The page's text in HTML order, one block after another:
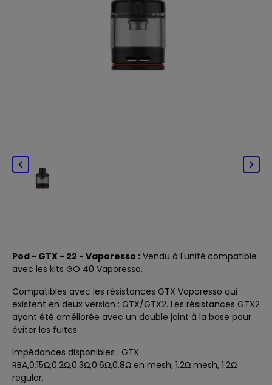
 
Pod - GTX - 22 - Vaporesso : Vendu à l'unité compatible
avec les kits GO 40 Vaporesso.
Compatibles avec les résistances GTX Vaporesso qui
existent en deux version : GTX/GTX2. Les résistances GTX2
ayant été améliorée avec un double joint à la base pour
éviter les fuites.
Impédances disponibles : GTX
RBA,0.15Ω,0.2Ω,0.3Ω,0.6Ω,0.8Ω en mesh, 1.2Ω mesh, 1.2Ω
regular.